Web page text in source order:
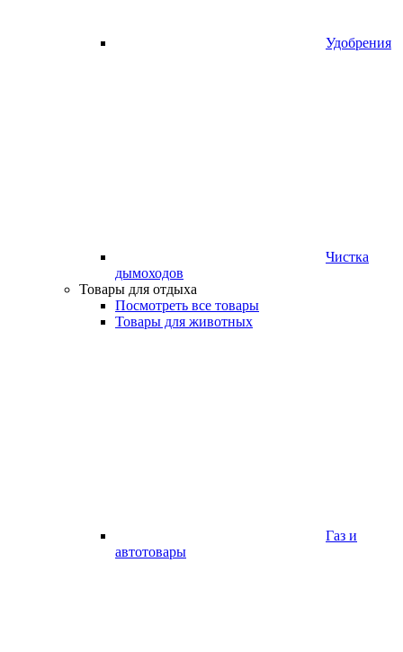
Удобрения
Чистка
дымоходов
Товары для отдыха
Посмотреть все товары
Товары для животных
Газ и
автотовары